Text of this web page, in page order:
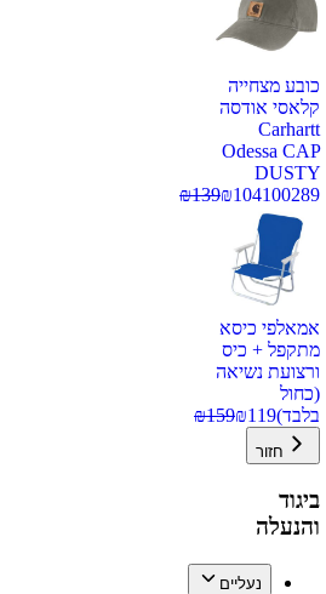
כובע מצחייה
קלאסי אודסה
Carhartt
Odessa CAP
DUSTY
100289
₪104
₪139
אמאלפי כיסא
מתקפל + כיס
ורצועת נשיאה
(כחול
בלבד)
₪119
₪159
חזור
ביגוד
והנעלה
נעליים